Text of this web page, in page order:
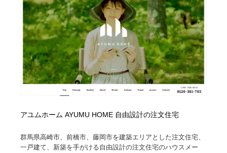
アユムホーム AYUMU HOME 自由設計の注文住宅
群馬県高崎市、前橋市、藤岡市を建築エリアとした注文住宅、
一戸建て、新築を手がける自由設計の注文住宅のハウスメー